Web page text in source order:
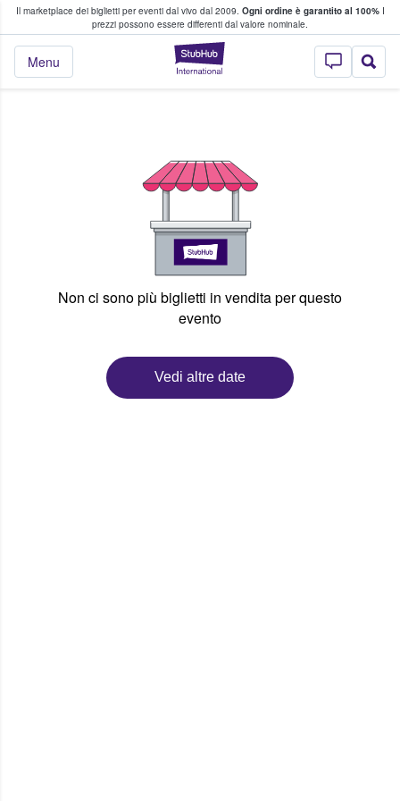
Il marketplace dei biglietti per eventi dal vivo dal 2009. Ogni ordine è garantito al 100%I
prezzi possono essere differenti dal valore nominale.
StubHub - Dove
Menu
fan comprano e vendono biglietti
Non ci sono più biglietti in vendita per questo
evento
Vedi altre date